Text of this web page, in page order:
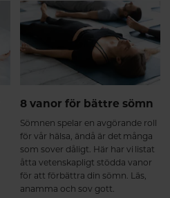
produkt efter dina behov.
8 vanor för bättre sömn
Sömnen spelar en avgörande roll
för vår hälsa, ändå är det många
som sover dåligt. Här har vi listat
åtta vetenskapligt stödda vanor
för att förbättra din sömn. Läs,
anamma och sov gott.